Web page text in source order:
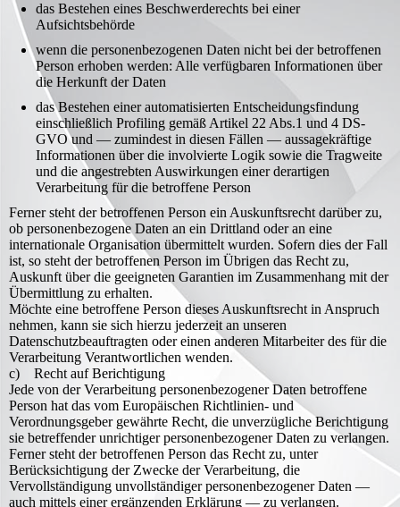
das Bestehen eines Beschwerderechts bei einer
Aufsichtsbehörde
wenn die personenbezogenen Daten nicht bei der betroffenen
Person erhoben werden: Alle verfügbaren Informationen über
die Herkunft der Daten
das Bestehen einer automatisierten Entscheidungsfindung
einschließlich Profiling gemäß Artikel 22 Abs.1 und 4 DS-
GVO und — zumindest in diesen Fällen — aussagekräftige
Informationen über die involvierte Logik sowie die Tragweite
und die angestrebten Auswirkungen einer derartigen
Verarbeitung für die betroffene Person
Ferner steht der betroffenen Person ein Auskunftsrecht darüber zu,
ob personenbezogene Daten an ein Drittland oder an eine
internationale Organisation übermittelt wurden. Sofern dies der Fall
ist, so steht der betroffenen Person im Übrigen das Recht zu,
Auskunft über die geeigneten Garantien im Zusammenhang mit der
Übermittlung zu erhalten.
Möchte eine betroffene Person dieses Auskunftsrecht in Anspruch
nehmen, kann sie sich hierzu jederzeit an unseren
Datenschutzbeauftragten oder einen anderen Mitarbeiter des für die
Verarbeitung Verantwortlichen wenden.
c) Recht auf Berichtigung
Jede von der Verarbeitung personenbezogener Daten betroffene
Person hat das vom Europäischen Richtlinien- und
Verordnungsgeber gewährte Recht, die unverzügliche Berichtigung
sie betreffender unrichtiger personenbezogener Daten zu verlangen.
Ferner steht der betroffenen Person das Recht zu, unter
Berücksichtigung der Zwecke der Verarbeitung, die
Vervollständigung unvollständiger personenbezogener Daten —
auch mittels einer ergänzenden Erklärung — zu verlangen.